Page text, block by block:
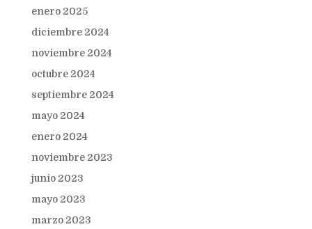
enero 2025
diciembre 2024
noviembre 2024
octubre 2024
septiembre 2024
mayo 2024
enero 2024
noviembre 2023
junio 2023
mayo 2023
marzo 2023